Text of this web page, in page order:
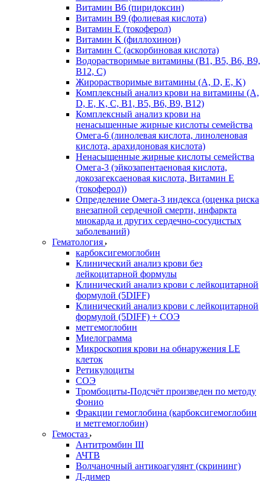
Витамин В6 (пиридоксин)
Витамин В9 (фолиевая кислота)
Витамин Е (токоферол)
Витамин К (филлохинон)
Витамин С (аскорбиновая кислота)
Водорастворимые витамины (B1, B5, B6, В9,
В12, С)
Жирорастворимые витамины (A, D, E, K)
Комплексный анализ крови на витамины (A,
D, E, K, C, B1, B5, B6, В9, B12)
Комплексный анализ крови на
ненасыщенные жирные кислоты семейства
Омега-6 (линолевая кислота, линоленовая
кислота, арахидоновая кислота)
Ненасыщенные жирные кислоты семейства
Омега-3 (эйкозапентаеновая кислота,
докозагексаеновая кислота, Витамин E
(токоферол))
Определение Омега-3 индекса (оценка риска
внезапной сердечной смерти, инфаркта
миокарда и других сердечно-сосудистых
заболеваний)
Гематология
карбоксигемоглобин
Клинический анализ крови без
лейкоцитарной формулы
Клинический анализ крови с лейкоцитарной
формулой (5DIFF)
Клинический анализ крови с лейкоцитарной
формулой (5DIFF) + СОЭ
метгемоглобин
Миелограмма
Микроскопия крови на обнаружения LE
клеток
Ретикулоциты
СОЭ
Тромбоциты-Подсчёт произведен по методу
Фонио
Фракции гемоглобина (карбоксигемоглобин
и метгемоглобин)
Гемостаз
Антитромбин III
АЧТВ
Волчаночный антикоагулянт (скрининг)
Д-димер